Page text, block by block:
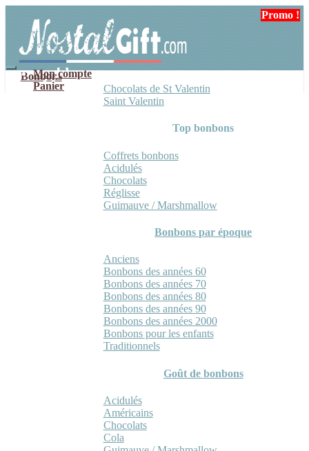
navigation
contenu
Mon compte
Panier
Bonbons
Chocolats de St Valentin
Saint Valentin
Top bonbons
Coffrets bonbons
Acidulés
Chocolats
Réglisse
Guimauve / Marshmallow
Bonbons par époque
Anciens
Bonbons des années 60
Bonbons des années 70
Bonbons des années 80
Bonbons des années 90
Bonbons des années 2000
Bonbons pour les enfants
Traditionnels
Goût de bonbons
Acidulés
Américains
Chocolats
Cola
Promo !